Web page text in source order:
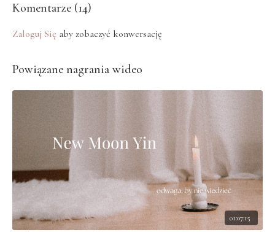
Komentarze (14)
Zaloguj Się aby zobaczyć konwersację
Powiązane nagrania wideo
01:07:15